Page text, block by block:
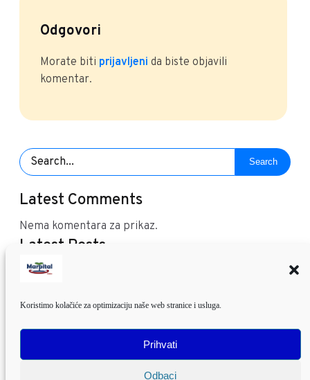
Koristimo kolačiće za optimizaciju naše web stranice i usluga.
Prihvati
Odbaci
Odgovori
Morate biti prijavljeni da biste objavili
komentar.
Search
Latest Comments
Nema komentara za prikaz.
Latest Posts
Sajmovi u Marini Kaštela i Daruvaru
Grad Glina i Marpital
Godina tegle Alabama